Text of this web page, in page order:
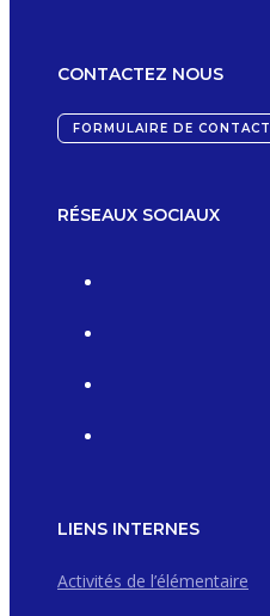
CONTACTEZ NOUS
FORMULAIRE DE CONTACT
RÉSEAUX SOCIAUX
LIENS INTERNES
Activités de l’élémentaire